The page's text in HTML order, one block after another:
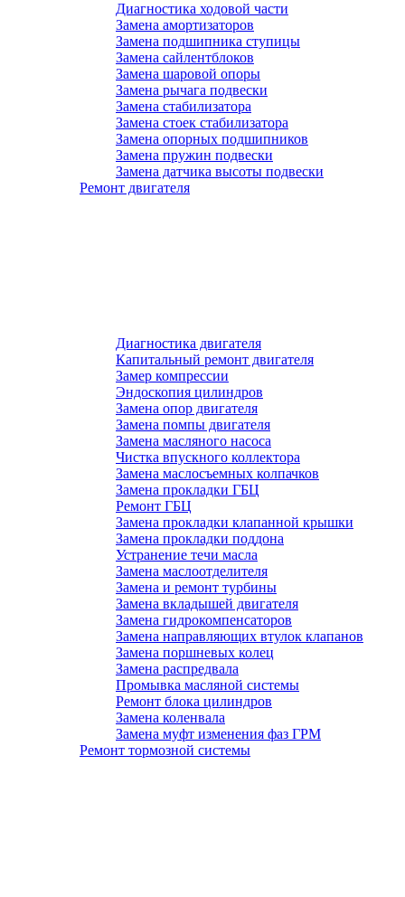
Диагностика ходовой части
Замена амортизаторов
Замена подшипника ступицы
Замена сайлентблоков
Замена шаровой опоры
Замена рычага подвески
Замена стабилизатора
Замена стоек стабилизатора
Замена опорных подшипников
Замена пружин подвески
Замена датчика высоты подвески
Ремонт двигателя
Диагностика двигателя
Капитальный ремонт двигателя
Замер компрессии
Эндоскопия цилиндров
Замена опор двигателя
Замена помпы двигателя
Замена масляного насоса
Чистка впускного коллектора
Замена маслосъемных колпачков
Замена прокладки ГБЦ
Ремонт ГБЦ
Замена прокладки клапанной крышки
Замена прокладки поддона
Устранение течи масла
Замена маслоотделителя
Замена и ремонт турбины
Замена вкладышей двигателя
Замена гидрокомпенсаторов
Замена направляющих втулок клапанов
Замена поршневых колец
Замена распредвала
Промывка масляной системы
Ремонт блока цилиндров
Замена коленвала
Замена муфт изменения фаз ГРМ
Ремонт тормозной системы